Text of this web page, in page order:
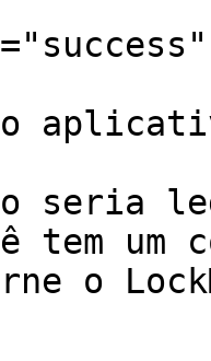
o
seria
tem um
o